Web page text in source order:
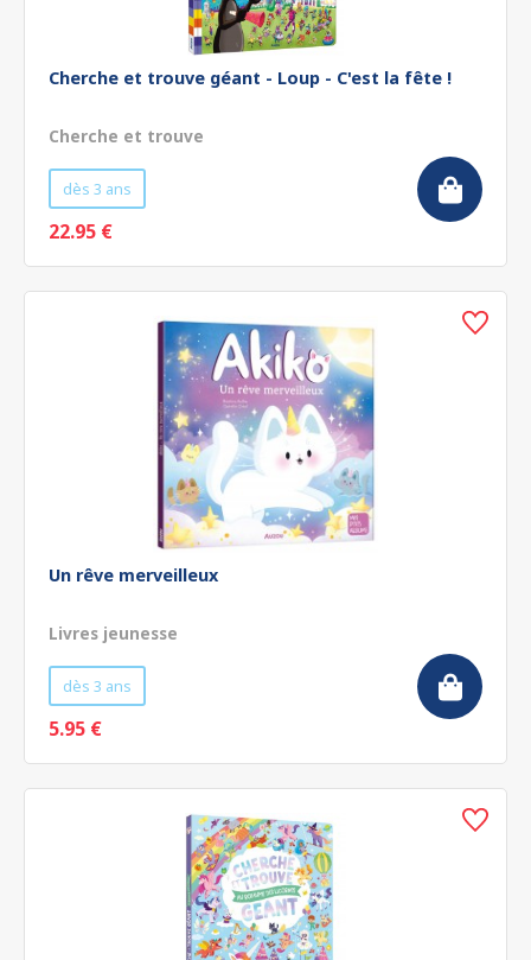
Cherche et trouve géant - Loup - C'est la fête !
Cherche et trouve
dès 3 ans
22.95 €
Un rêve merveilleux
Livres jeunesse
dès 3 ans
5.95 €